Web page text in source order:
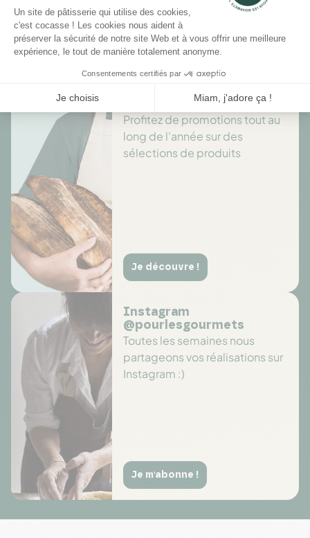
Il n'y a pas encore d'avis pour ce produit.
Des offres toute l’année
Profitez de promotions tout au
long de l'année sur des
sélections de produits
Je découvre !
Instagram
@pourlesgourmets
Toutes les semaines nous
partageons vos réalisations sur
Instagram :)
Je m'abonne !